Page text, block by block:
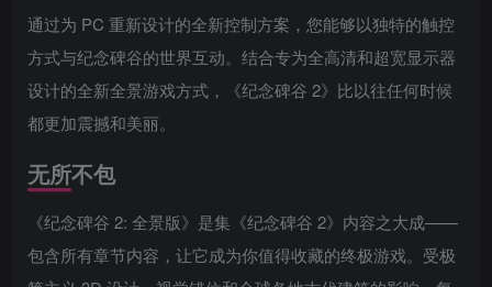
通过为 PC 重新设计的全新控制方案，您能够以独特的触控
方式与纪念碑谷的世界互动。结合专为全高清和超宽显示器
设计的全新全景游戏方式，《纪念碑谷 2》比以往任何时候
都更加震撼和美丽。
无所不包
《纪念碑谷 2: 全景版》是集《纪念碑谷 2》内容之大成——
包含所有章节内容，让它成为你值得收藏的终极游戏。受极